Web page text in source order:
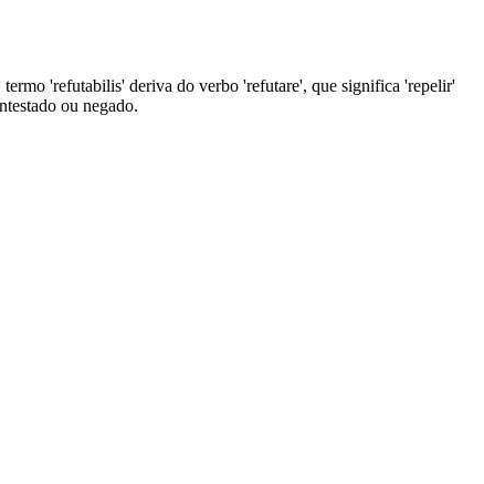
'refutabilis' deriva do verbo 'refutare', que significa 'repelir'
ou negado.